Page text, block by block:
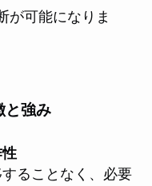
が可能になりま
と強み
ることなく、必要